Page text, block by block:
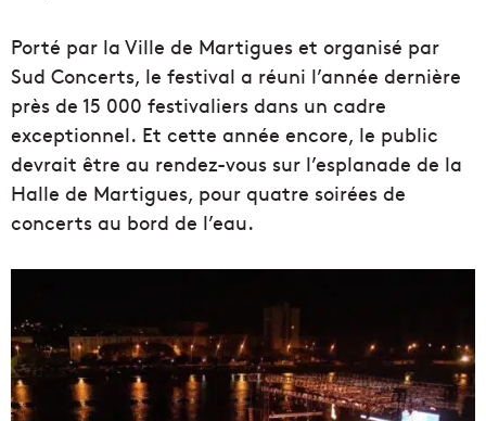
Porté par la Ville de Martigues et organisé par
Sud Concerts, le festival a réuni l’année dernière
près de 15 000 festivaliers dans un cadre
exceptionnel. Et cette année encore, le public
devrait être au rendez-vous sur l’esplanade de la
Halle de Martigues, pour quatre soirées de
concerts au bord de l’eau.